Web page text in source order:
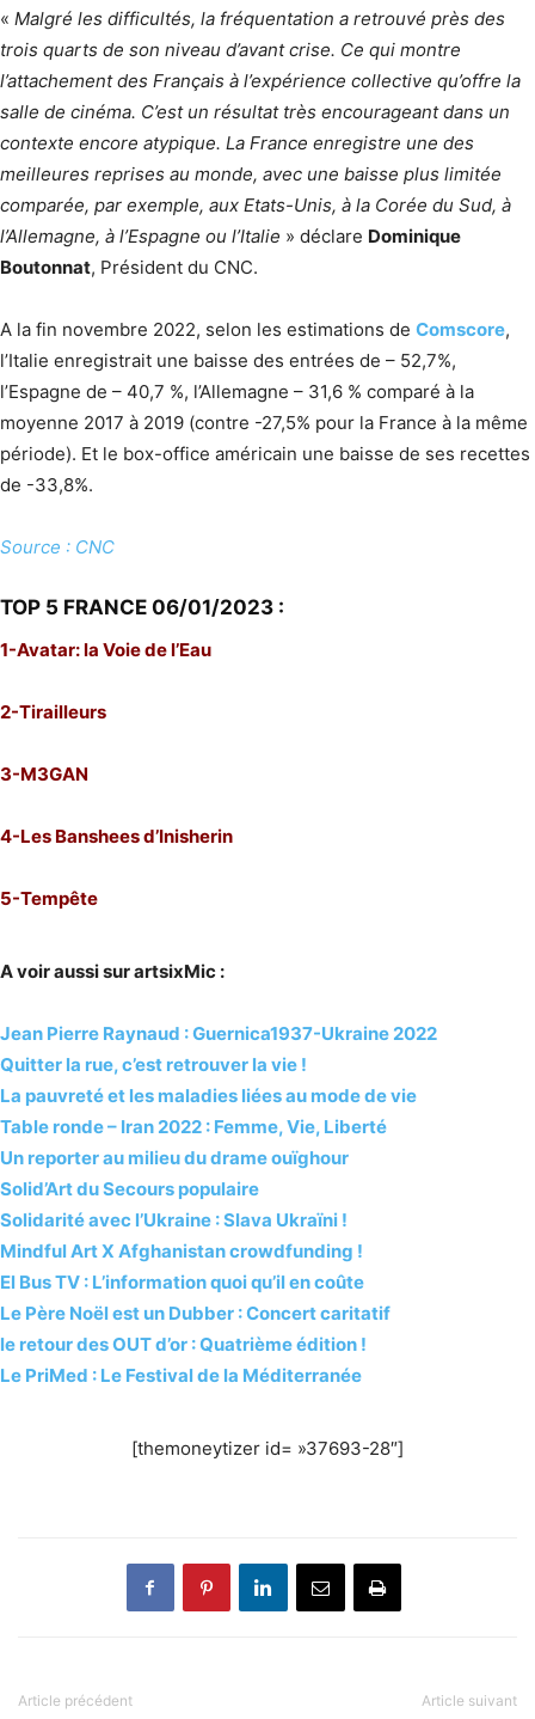
« Malgré les difficultés, la fréquentation a retrouvé près des
trois quarts de son niveau d’avant crise. Ce qui montre
l’attachement des Français à l’expérience collective qu’offre la
salle de cinéma. C’est un résultat très encourageant dans un
contexte encore atypique. La France enregistre une des
meilleures reprises au monde, avec une baisse plus limitée
comparée, par exemple, aux Etats-Unis, à la Corée du Sud, à
l’Allemagne, à l’Espagne ou l’Italie » déclare Dominique
Boutonnat, Président du CNC.
A la fin novembre 2022, selon les estimations de Comscore,
l’Italie enregistrait une baisse des entrées de – 52,7%,
l’Espagne de – 40,7 %, l’Allemagne – 31,6 % comparé à la
moyenne 2017 à 2019 (contre -27,5% pour la France à la même
période). Et le box-office américain une baisse de ses recettes
de -33,8%.
Source : CNC
TOP 5 FRANCE 06/01/2023 :
1-Avatar: la Voie de l’Eau
2-Tirailleurs
3-M3GAN
4-Les Banshees d’Inisherin
5-Tempête
A voir aussi sur artsixMic :
Jean Pierre Raynaud : Guernica1937-Ukraine 2022
Quitter la rue, c’est retrouver la vie !
La pauvreté et les maladies liées au mode de vie
Table ronde – Iran 2022 : Femme, Vie, Liberté
Un reporter au milieu du drame ouïghour
Solid’Art du Secours populaire
Solidarité avec l’Ukraine : Slava Ukraïni !
Mindful Art X Afghanistan crowdfunding !
El Bus TV : L’information quoi qu’il en coûte
Le Père Noël est un Dubber : Concert caritatif
le retour des OUT d’or : Quatrième édition !
Le PriMed : Le Festival de la Méditerranée
[themoneytizer id= »37693-28″]
Article précédent Article suivant